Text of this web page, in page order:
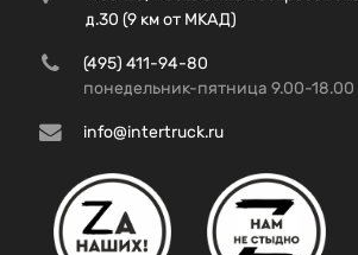
д.30 (9 км от МКАД)
(495) 411-94-80
понедельник-пятница 9.00-18.00
info@intertruck.ru